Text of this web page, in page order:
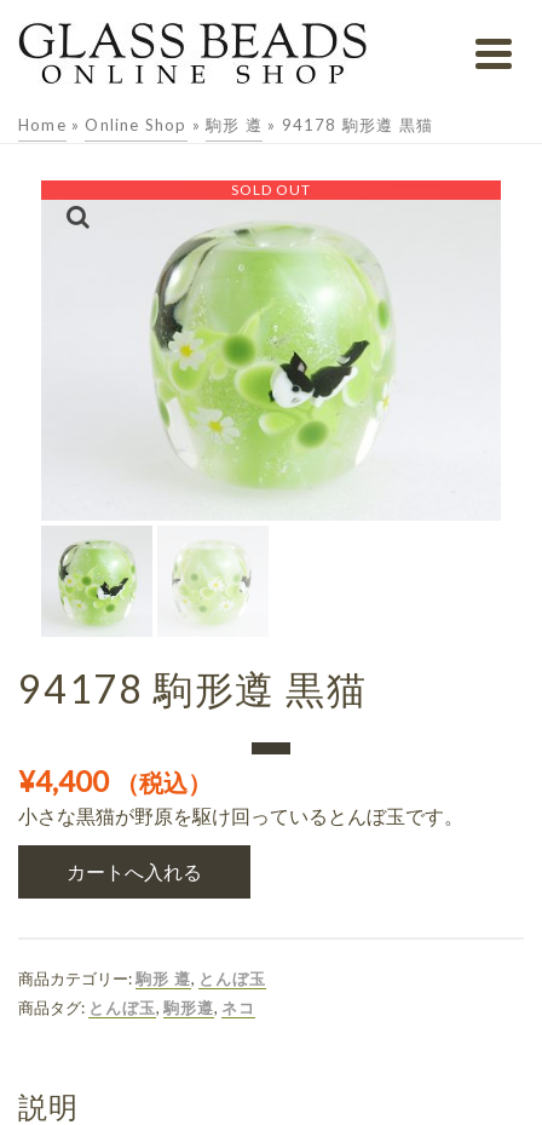
Home » Online Shop » 駒形 遵 » 94178 駒形遵 黒猫
SOLD OUT
94178 駒形遵 黒猫
¥4,400 （税込）
小さな黒猫が野原を駆け回っているとんぼ玉です。
商品カテゴリー:駒形 遵, とんぼ玉
商品タグ: とんぼ玉, 駒形遵, ネコ
説明